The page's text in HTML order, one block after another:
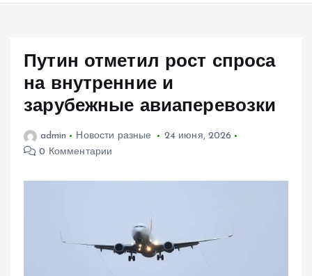
Путин отметил рост спроса
на внутренние и
зарубежные авиаперевозки
admin Новости разные
24 июня, 2026
0 Комментарии